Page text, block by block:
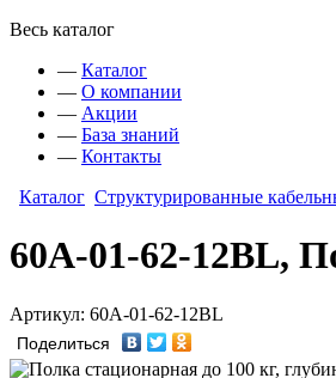
Весь каталог
— Каталог
— О компании
— Акции
— База знаний
— Контакты
Каталог Структурированные
60A-01-62-12BL,
Артикул: 60A-01-62-12BL
Поделиться